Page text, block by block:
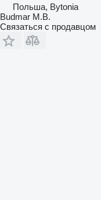
Польша, Bytonia
Budmar M.B.
Связаться с продавцом